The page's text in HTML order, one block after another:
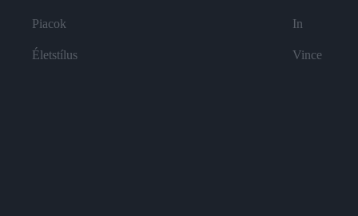
Piacok
Életstílus
In
Vince